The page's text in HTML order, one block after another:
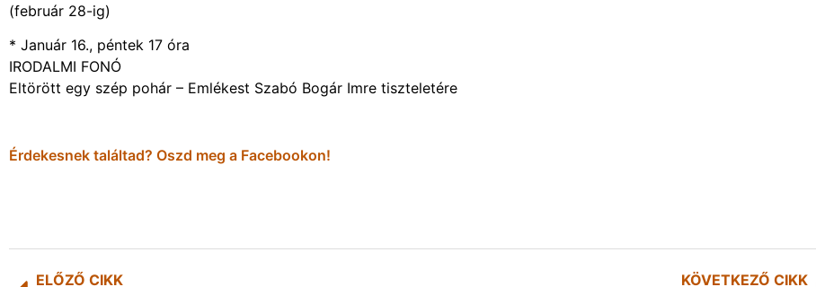
(február 28-ig)
* Január 16., péntek 17 óra
IRODALMI FONÓ
Eltörött egy szép pohár – Emlékest Szabó Bogár Imre tiszteletére
Érdekesnek találtad? Oszd meg a Facebookon!
ELŐZŐ CIKK KÖVETKEZŐ CIKK